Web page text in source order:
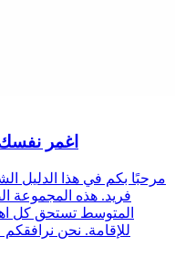
اغمر نفسك
مرحبًا بكم في هذا
فريد. هذه المجموعة
المتوسط تستحق كل
للإقامة. نحن نرافقكم